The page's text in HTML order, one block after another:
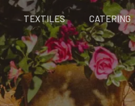
TEXTILES CATERING